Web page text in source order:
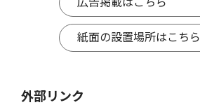
紙面の設置場所はこちら
外部リンク